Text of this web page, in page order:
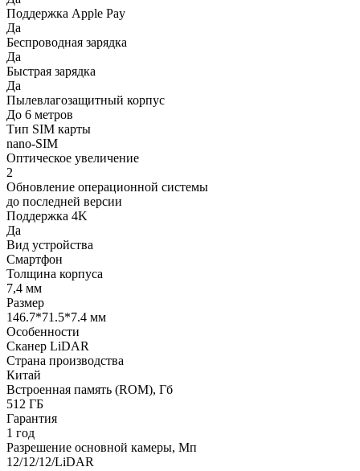
Поддержка Apple Pay
Да
Беспроводная зарядка
Да
Быстрая зарядка
Да
Пылевлагозащитный корпус
До 6 метров
Тип SIM карты
nano-SIM
Оптическое увеличение
2
Обновление операционной системы
до последней версии
Поддержка 4K
Да
Вид устройства
Смартфон
Толщина корпуса
7,4 мм
Размер
146.7*71.5*7.4 мм
Особенности
Сканер LiDAR
Страна производства
Китай
Встроенная память (ROM), Гб
512 ГБ
Гарантия
1 год
Разрешение основной камеры, Мп
12/12/12/LiDAR